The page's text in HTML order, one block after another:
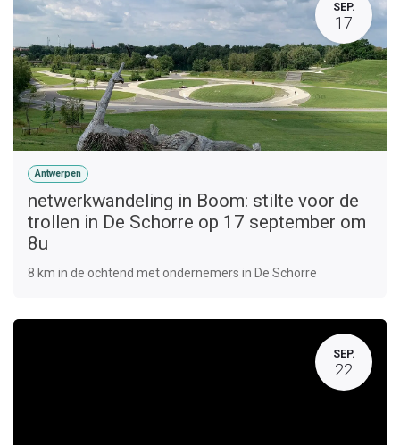
SEP.
17
Antwerpen
netwerkwandeling in Boom: stilte voor de
trollen in De Schorre op 17 september om
8u
8 km in de ochtend met ondernemers in De Schorre
SEP.
22